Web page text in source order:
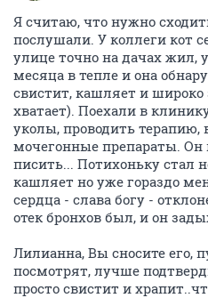
Я считаю, что нужно
послушали. У коллеги кот
улице точно на дачах жил,
месяца в тепле и она
свистит, кашляет и широко
хватает). Поехали в
уколы, проводить терапию,
мочегонные препараты. Он
писить... Потихоньку стал
кашляет но уже гораздо
сердца - слава богу -
отек бронхов был, и он
Лилианна, Вы сносите его,
посмотрят, лучше
просто свистит и